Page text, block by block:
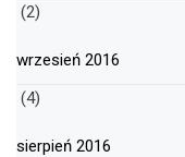
(2)
wrzesień 2016
(4)
sierpień 2016